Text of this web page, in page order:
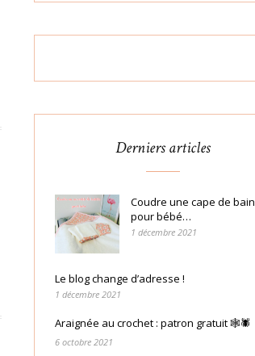
Derniers articles
Coudre une cape de bain
pour bébé…
1 décembre 2021
Le blog change d’adresse !
1 décembre 2021
Araignée au crochet : patron gratuit 🕸🕷
6 octobre 2021